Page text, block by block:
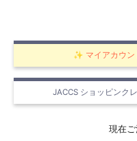
✨ マイアカウン
JACCS ショッピンク
現在